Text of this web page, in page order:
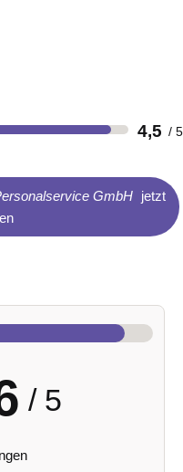
4,5
GmbH
jetzt
/ 5